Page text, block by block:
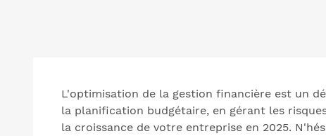
L'optimisation de la gestion financière est un
la planification budgétaire, en gérant les
la croissance de votre entreprise en 2025.